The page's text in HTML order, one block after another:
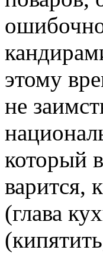
ошибочно
этому
не
который
варится,
(глава